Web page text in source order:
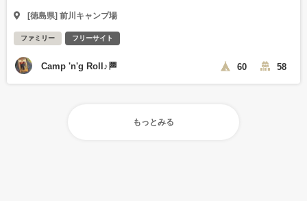
[徳島県] 前川キャンプ場
ファミリー フリーサイト
Camp 'n'g Roll♪🏁 60 58
もっとみる